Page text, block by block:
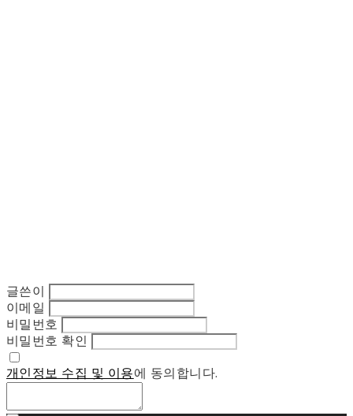
글쓴이
이메일
비밀번호
비밀번호 확인
개인정보 수집 및 이용에 동의합니다.